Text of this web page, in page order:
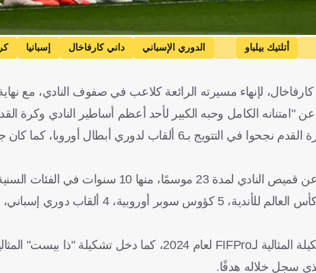
أتلتيك بيلباو الدوري الإسباني داني كارفاخال إسبانيا
لإنهاء مسيرته الرائعة كلاعب في صفوف النادي، مع
الكامل وحبه الكبير لأحد أعظم أساطير النادي وكرة
ويُعد كارفاخال واحدًا من 5 لاعبين فقط في تاريخ كرة القدم نجحوا في التتويج بـ6